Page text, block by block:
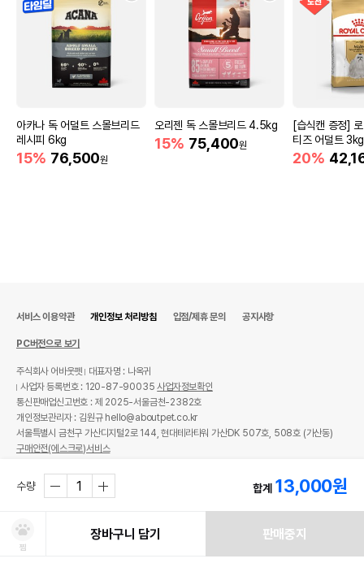
아카나 독 어덜트 스몰브리드
레시피 6kg
15% 76,500원
오리젠 독 스몰브리드 4.5kg
15% 75,400원
[습식캔 증정]
티즈 어덜트
20%
수량 합계 13,000원
찜
장바구니 담기 판매중지
서비스 이용약관 개인정보 처리방침 입점/제휴 문의 공지사항
PC버전으로 보기
주식회사 어바웃펫
대표자명 : 나옥귀
사업자 등록번호 : 120-87-90035사업자정보확인
통신판매업신고번호 : 제 2025-서울금천-2382호
개인정보관리자 : 김원규 hello@aboutpet.co.kr
서울특별시 금천구 가산디지털2로 144, 현대테라타워 가산DK 507호, 508호 (가산동)
구매안전(에스크로)서비스